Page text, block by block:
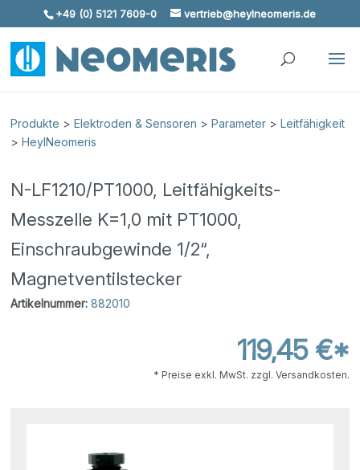
Skip To Content
+49 (0) 5121 7609-0 vertrieb@heylneomeris.de
Produkte >Elektroden & Sensoren >Parameter >Leitfähigkeit
>HeylNeomeris
N-LF1210/PT1000, Leitfähigkeits-
Messzelle K=1,0 mit PT1000,
Einschraubgewinde 1/2“,
Magnetventilstecker
Artikelnummer: 882010
119,45 €*
* Preise exkl. MwSt. zzgl. Versandkosten.